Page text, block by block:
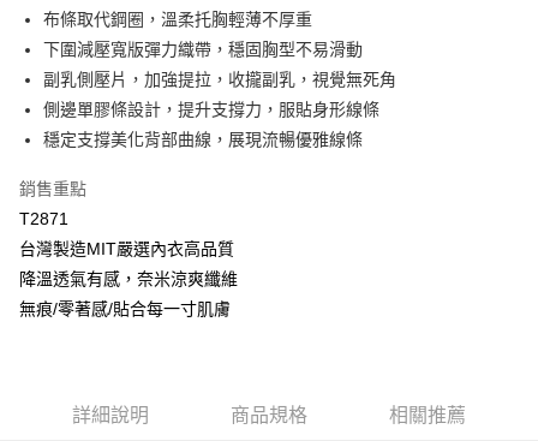
大哥付你分期
相關說明
【大哥付你分期使用說明】
1.本服務由台灣大哥大提供，台灣大哥大用戶可立即使用無須另外申請。
2.付款方式選擇「大哥付你分期」，訂單成立後會自動跳轉到大哥付的交易
流程，驗證手機門號後，選擇欲分期的期數、繳款截止日，確認付款後即完
4.訂單成立30分鐘內，如未前往確認交易或遇審核未通過，訂單將自動取
消。如遇「轉專審核」未通過狀況，表示未達大哥付你分期系統評分，恕無
法說明評估內容。
【繳款方式說明】
1.分期款項不併入電信帳單，「大哥付你分期」於每月結算日後寄送繳費提
醒簡訊。
1.本服務係由「台灣大哥大股份有限公司」（以下簡稱本公司）所提供，讓
AFTEE先享後付
相關說明
【關於「AFTEE先享後付」】
便利好安心！
２．便利：只要手機號碼，簡訊認證，即可結帳。
３．安心：先確認商品／服務後，再付款。
１．於結帳方式選擇「AFTEE先享後付」後，將跳轉至「AFTEE先享後付」
ATM／網路銀行／等多元方式進行付款，方視為交易完成。
※ 請注意：結帳手續完成當下不需立刻繳費，但若您需要取消訂單，請聯絡
相關說明
「Hami Point」為中華電信所提供之點數服務，可於會員專區綁定中華電信
會員帳號後，即可在購物車使用 Hami Point 折抵消費金額 (1點等於1元)。
貨到付款
每筆NT$80，滿NT$499(含以上)免運費
布條取代鋼圈，溫柔托胸輕薄不厚重
下圍減壓寬版彈力織帶，穩固胸型不易滑動
副乳側壓片，加強提拉，收攏副乳，視覺無死角
側邊單膠條設計，提升支撐力，服貼身形線條
穩定支撐美化背部曲線，展現流暢優雅線條
銷售重點
T2871
台灣製造MIT嚴選內衣高品質
降溫透氣有感，奈米涼爽纖維
無痕/零著感/貼合每一寸肌膚
詳細說明 商品規格 相關推薦